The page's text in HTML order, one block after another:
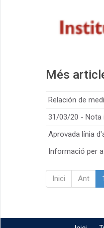
Més
Relación de
31/03/20 - Nota
Aprovada línia
Informació per
Inici Ant 1